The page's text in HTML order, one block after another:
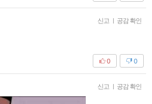
신고 공감 확인
0
0
신고 공감 확인